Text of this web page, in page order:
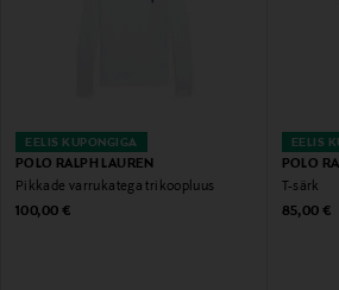
EELIS KUPONGIGA
POLO RALPH LAUREN
Pikkade varrukatega trikoopluus
Original Price
100,00 €
EELIS
POLO
T-särk
Original
85,00 €